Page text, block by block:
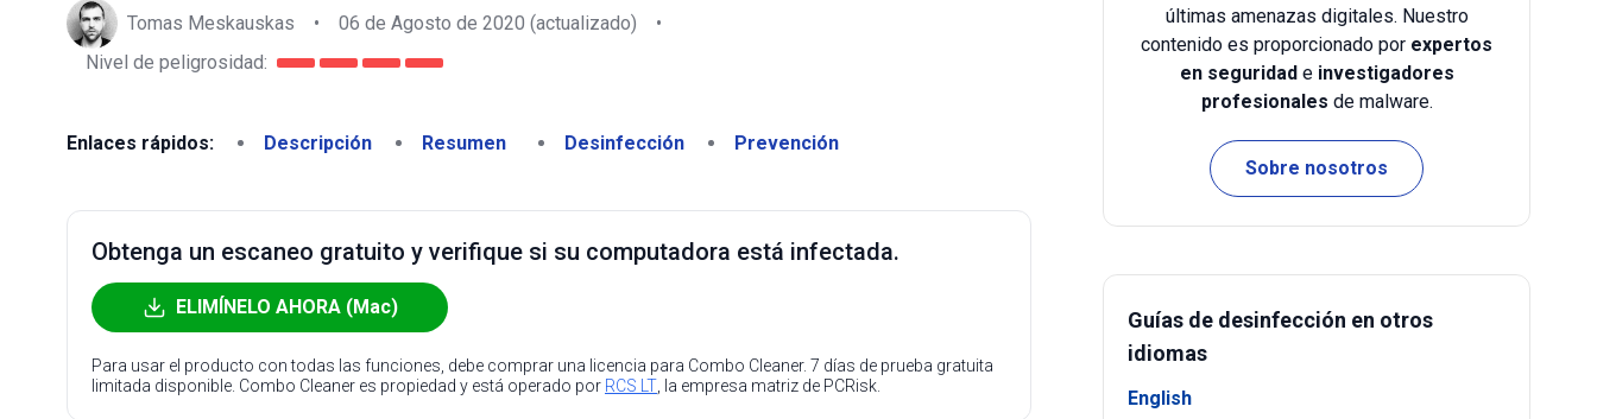
Tomas Meskauskas • 06 de Agosto de 2020 (actualizado)
•
Nivel de peligrosidad:
Enlaces rápidos: Descripción Resumen Desinfección Prevención
Obtenga un escaneo gratuito y verifique si su computadora está infectada.
ELIMÍNELO AHORA (Mac)
Para usar el producto con todas las funciones, debe comprar una licencia para Combo Cleaner. 7 días de prueba gratuita
limitada disponible. Combo Cleaner es propiedad y está operado por RCS LT , la empresa matriz de PCRisk.
últimas amenazas digitales. Nuestro
contenido es proporcionado por expertos
en seguridade investigadores
profesionales de malware.
Sobre nosotros
Guías de desinfección en otros
idiomas
English